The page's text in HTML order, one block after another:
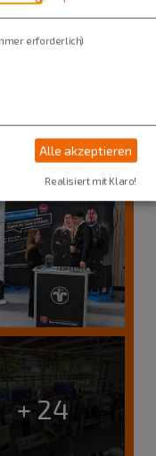
2023"
+ 24
erforderlich)
Alle akzeptieren
Realisiert mit Klaro!